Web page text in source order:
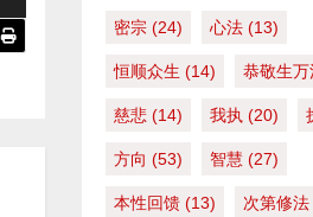
密宗 (24) 心法 (13)
恒顺众生 (14) 恭敬生万
慈悲 (14) 我执 (20)
方向 (53) 智慧 (27)
本性回馈 (13) 次第修法